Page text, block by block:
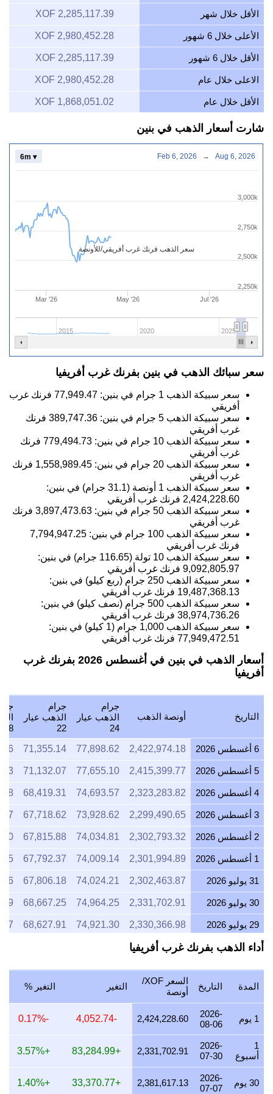
الأقل خلال شهر 2,285,117.39 XOF
الأعلى خلال 6 شهور 2,980,452.28 XOF
الأقل خلال 6 شهور 2,285,117.39 XOF
الاعلى خلال عام 2,980,452.28 XOF
الأقل خلال عام 1,868,051.02 XOF
شارت أسعار الذهب في بنين
سعر الذهب فرنك غرب أفريقي/للأونصة
Mar '26 May '26 Jul '26
2015 2020 2025
3,000k
2,250k
2,500k
2,750k
6m ▾ Feb 6, 2026 → Aug 6, 2026
سعر سبائك الذهب في بنين بفرنك غرب أفريفيا
سعر سبيكة الذهب 1 جرام في بنين: 77,949.47 فرنك غرب
أفريقي
سعر سبيكة الذهب 5 جرام في بنين:
389,747.36 فرنك
غرب أفريقي
سعر سبيكة الذهب 10 جرام في بنين:
779,494.73 فرنك
غرب أفريقي
سعر سبيكة الذهب 20 جرام في بنين:
1,558,989.45 فرنك
غرب أفريقي
سعر سبيكة الذهب 1 أونصة (31.1 جرام) في بنين:
2,424,228.60 فرنك غرب أفريقي
سعر سبيكة الذهب 50 جرام في بنين:
3,897,473.63 فرنك
غرب أفريقي
سعر سبيكة الذهب 100 جرام في بنين:
7,794,947.25
فرنك غرب أفريقي
سعر سبيكة الذهب 10 تولة (116.65 جرام) في بنين:
9,092,805.97 فرنك غرب أفريقي
سعر سبيكة الذهب 250 جرام (ربع كيلو) في بنين:
19,487,368.13 فرنك غرب أفريقي
سعر سبيكة الذهب 500 جرام (نصف كيلو) في بنين:
38,974,736.26 فرنك غرب أفريقي
سعر سبيكة الذهب 1,000 جرام (1 كيلو) في بنين:
77,949,472.51 فرنك غرب أفريقي
أسعار الذهب في بنين في أغسطس 2026 بفرنك غرب
أفريفيا
التاريخ أونصة الذهب
جرام
الذهب عيار
24
جرام
الذهب عيار
22
18
6 أغسطس 2026
2,422,974.18
77,898.62
71,355.14
5 أغسطس 2026 2,415,399.77
77,655.10
71,132.07
4 أغسطس 2026 2,323,283.82
74,693.57
68,419.31
3 أغسطس 2026 2,299,490.65
73,928.62
67,718.62
2 أغسطس 2026 2,302,793.32
74,034.81
67,815.88
1 أغسطس 2026 2,301,994.89
74,009.14
67,792.37
31 يوليو 2026 2,302,463.87
74,024.21
67,806.18
30 يوليو 2026 2,331,702.91
74,964.25
68,667.25
29 يوليو 2026 2,330,366.98
74,921.30
68,627.91
28 يوليو 2026 2,322,336.42
27 يوليو 2026 2,354,269.10
75,689.75
69,331.81
26 يوليو 2026 2,334,883.40
75,066.50
68,760.92
75,050.01
68,745.81
24 يوليو 2026 2,345,295.79
23 يوليو 2026 2,335,421.34
75,083.80
68,776.76
22 يوليو 2026 2,385,466.48
76,692.75
70,250.56
أداء الذهب بفرنك غرب أفريفيا
المدة التاريخ
السعر XOF/
أونصة
التغير التغير %
1 يوم
2026-
08-06
2,424,228.60
-4,052.74
-0.17%
1
أسبوع
2026-
07-30
2,331,702.91
+83,284.99
+3.57%
30 يوم
2026-
07-07
2,381,617.13
+33,370.77
+1.40%